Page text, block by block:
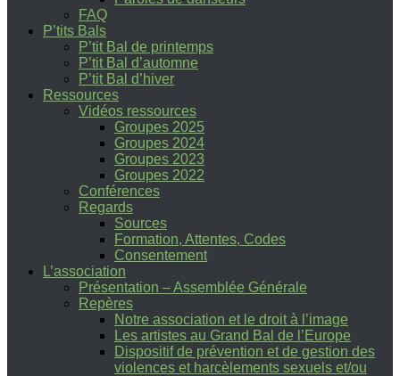
FAQ
P’tits Bals
P’tit Bal de printemps
P’tit Bal d’automne
P’tit Bal d’hiver
Ressources
Vidéos ressources
Groupes 2025
Groupes 2024
Groupes 2023
Groupes 2022
Conférences
Regards
Sources
Formation, Attentes, Codes
Consentement
L’association
Présentation – Assemblée Générale
Repères
Notre association et le droit à l’image
Les artistes au Grand Bal de l’Europe
Dispositif de prévention et de gestion des
violences et harcèlements sexuels et/ou